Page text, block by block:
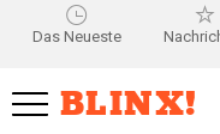
Das Neueste
BLINX!